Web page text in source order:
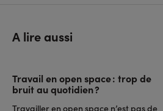
A lire aussi
Travail en open space : trop de
bruit au quotidien ?
Travailler en open space n’est pas de